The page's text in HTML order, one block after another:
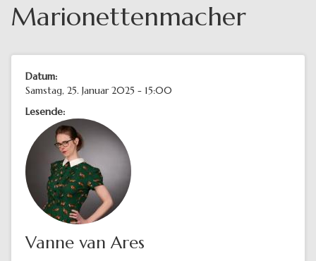
Marionettenmacher
Datum:
Samstag, 25. Januar 2025 - 15:00
Lesende:
Vanne van Ares